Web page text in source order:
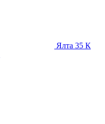
Ялта 35 К